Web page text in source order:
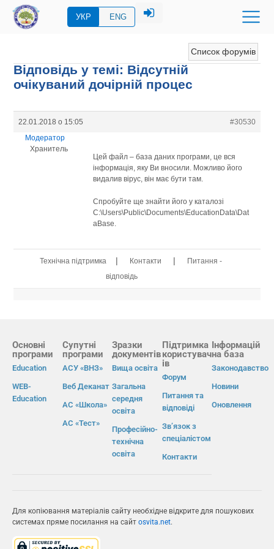
УКР ENG
Список форумів
Відповідь у темі: Відсутній
очікуваний дочірній процес
22.01.2018 о 15:05
#30530
Модератор
Хранитель
Цей файл – база даних програми, це вся
інформація, яку Ви вносили. Можливо його
видалив вірус, він має бути там.
Спробуйте ще знайти його у каталозі
C:\Users\Public\Documents\EducationData\Dat
aBase.
Технічна підтримка | Контакти |
Питання -
відповідь
Основні
програми
Education
WEB-
Education
Супутні
програми
АСУ «ВНЗ»
Веб Деканат
АС «Школа»
АС «Тест»
Зразки
документів
Вища освіта
Загальна
середня
освіта
Професійно-
технічна
освіта
Підтримка
користувач
ів
Форум
Питання та
відповіді
Зв’язок з
спеціалістом
Контакти
Інформацій
на база
Законодавство
Новини
Оновлення
Для копіювання матеріалів сайту необхідне відкрите для пошукових
системах пряме посилання на сайт osvita.net.